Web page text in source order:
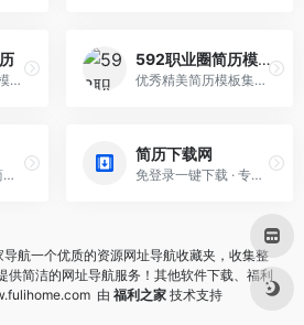
提供各类个人简历模板下载:个人简历封面 个人简历 简历模板 个人简历模板 求职简历模板 个人简历表格 英文简历 简历封面图片等素材。
592职业圈简历模板
优秀精美简历模板集合！word格式，均可免费下载！
在线 Markdown 简历制作工具，以最简单的方式来写好简历，只需专注内容本身而无需关注排版
简历下载网
免登录一键下载 · 专业简历模板 · WORD格式可编辑 · 简约大方效率高
航一个优质的资源网址导航收藏夹，收集整
供简洁的网址导航服务！其他软件下载、福利
由 福利之家 技术支持